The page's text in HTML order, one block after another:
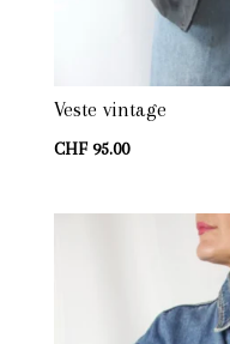
Veste vintage
CHF95.00